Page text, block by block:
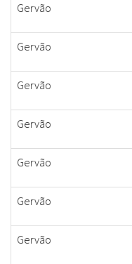
Gervão
Gervão
Gervão
Gervão
Gervão
Gervão
Gervão